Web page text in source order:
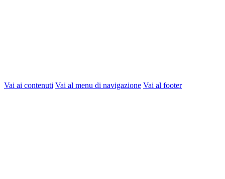
Vai ai contenuti Vai al menu di navigazione Vai al footer